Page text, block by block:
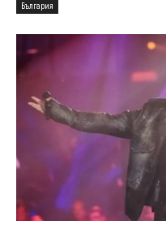
България